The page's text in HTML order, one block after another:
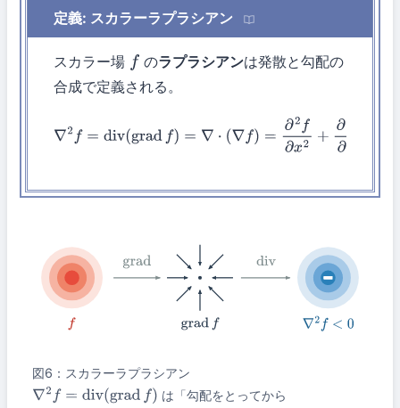
定義: スカラーラプラシアン
スカラー場 f のラプラシアンは発散と勾配の
合成で定義される。
∇2 = (grad ∇ ∇ ∂2f x2+ ∂2 2+∂2 ∂ 2
f
grad
gradf
div
∇2f < 0
図6：スカラーラプラシアン
∇2f= div (gradf)
は「勾配をとってから